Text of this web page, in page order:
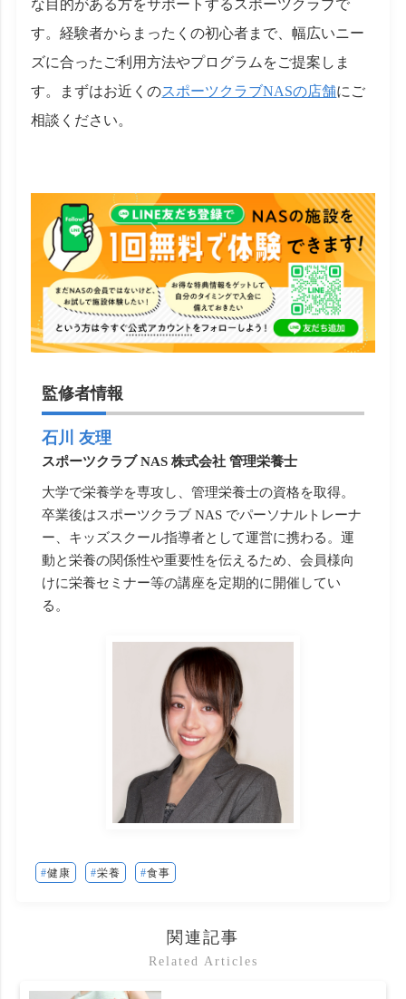
な目的がある方をサポートするスポーツクラブで
す。経験者からまったくの初心者まで、幅広いニー
ズに合ったご利用方法やプログラムをご提案しま
す。まずはお近くのスポーツクラブNASの店舗にご
相談ください。
監修者情報
石川 友理
スポーツクラブ NAS 株式会社 管理栄養士
大学で栄養学を専攻し、管理栄養士の資格を取得。
卒業後はスポーツクラブ NAS でパーソナルトレーナ
ー、キッズスクール指導者として運営に携わる。運
動と栄養の関係性や重要性を伝えるため、会員様向
けに栄養セミナー等の講座を定期的に開催してい
る。
健康 栄養 食事
関連記事
Related Articles